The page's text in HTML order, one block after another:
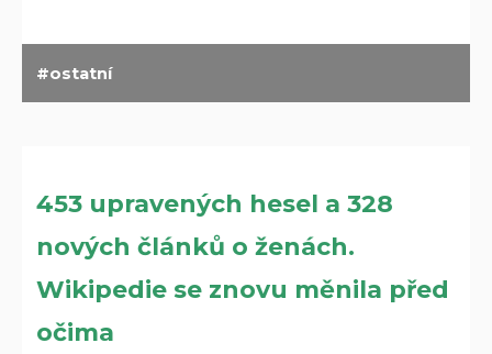
ostatní
453 upravených hesel a 328
nových článků o ženách.
Wikipedie se znovu měnila před
očima